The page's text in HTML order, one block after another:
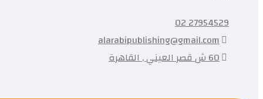
27954529 02
alarabipublishing@gmail.com
60 ش قصر العيني , القاهرة